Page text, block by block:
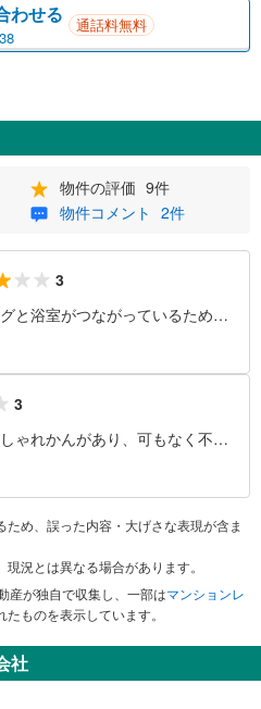
わせる 通話料無料
物件の評価 9件
物件コメント 2件
3
と浴室がつながっているため、
通る必要がなく、寒い日でも寒
3
ゃれかんがあり、可もなく不可
しいと思います
め、誤った内容・大げさな表現が含ま
況とは異なる場合があります。
産が独自で収集し、一部はマンションレ
たものを表示しています。
社